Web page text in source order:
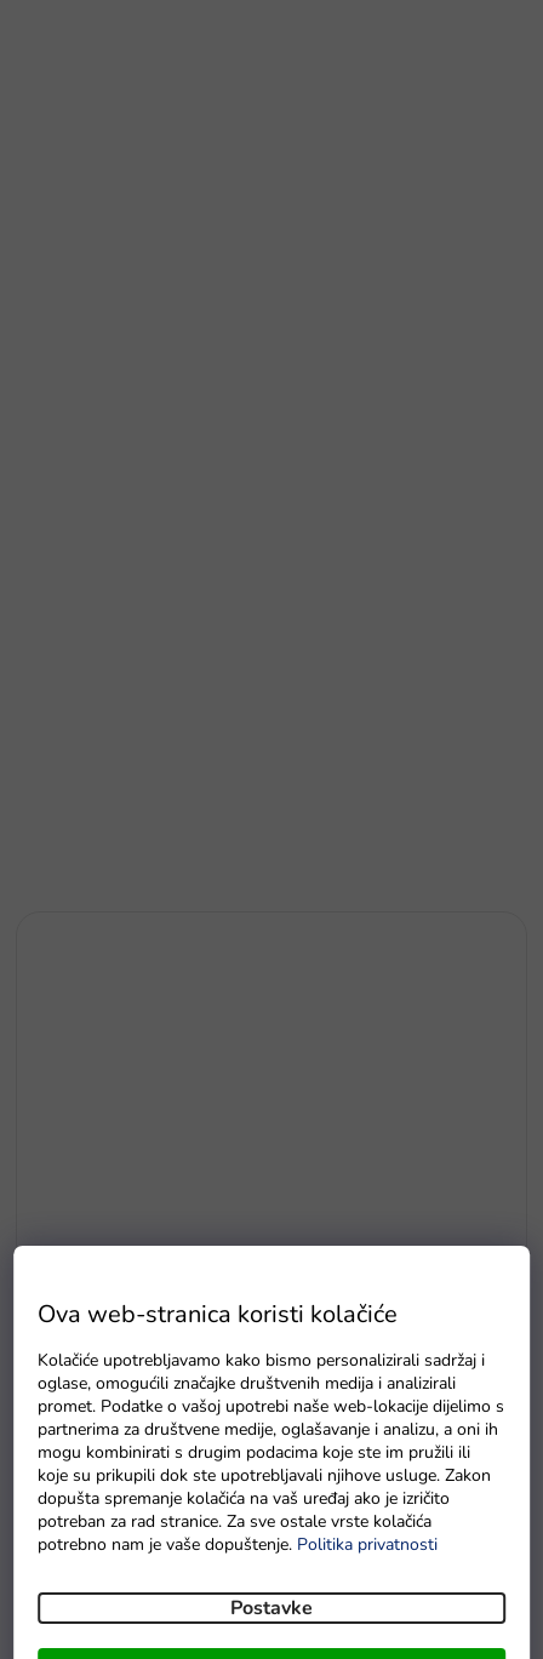
Ova web-stranica koristi kolačiće
Kolačiće upotrebljavamo kako bismo personalizirali sadržaj i
oglase, omogućili značajke društvenih medija i analizirali
promet. Podatke o vašoj upotrebi naše web-lokacije dijelimo s
partnerima za društvene medije, oglašavanje i analizu, a oni ih
mogu kombinirati s drugim podacima koje ste im pružili ili
koje su prikupili dok ste upotrebljavali njihove usluge. Zakon
dopušta spremanje kolačića na vaš uređaj ako je izričito
potreban za rad stranice. Za sve ostale vrste kolačića
potrebno nam je vaše dopuštenje. Politika privatnosti
Postavke
Zamjenska tekućina za puhanje mjehurića – koncentrat 1:8, 15
ml
Na zalihama